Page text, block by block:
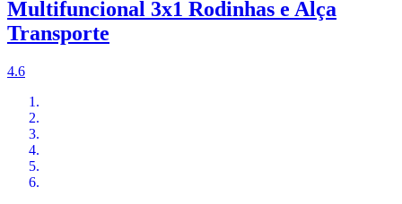
Multifuncional 3x1 Rodinhas e Alça
Transporte
4.6